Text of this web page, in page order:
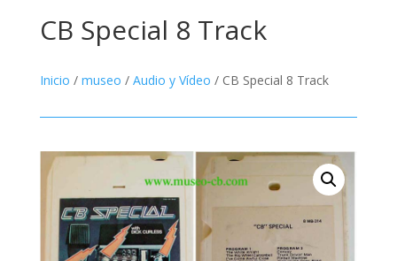
CB Special 8 Track
Inicio / museo / Audio y Vídeo / CB Special 8 Track